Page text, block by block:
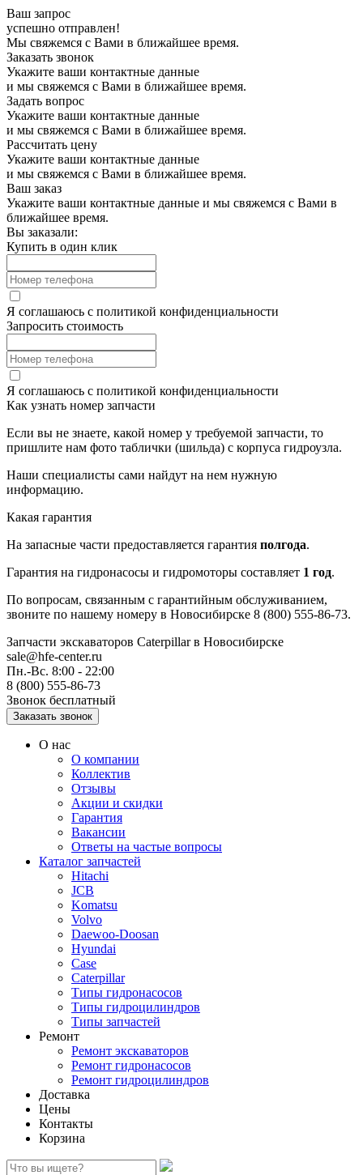
Ваш запрос
успешно отправлен!
Мы свяжемся с Вами в ближайшее время.
Заказать звонок
Укажите ваши контактные данные
и мы свяжемся с Вами в ближайшее время.
Задать вопрос
Укажите ваши контактные данные
и мы свяжемся с Вами в ближайшее время.
Рассчитать цену
Укажите ваши контактные данные
и мы свяжемся с Вами в ближайшее время.
Ваш заказ
Укажите ваши контактные данные и мы свяжемся с Вами в
ближайшее время.
Вы заказали:
Купить в один клик
Я соглашаюсь с политикой конфиденциальности
Запросить стоимость
Я соглашаюсь с политикой конфиденциальности
Как узнать номер запчасти
Если вы не знаете, какой номер у требуемой запчасти, то
пришлите нам фото таблички (шильда) с корпуса гидроузла.
Наши специалисты сами найдут на нем нужную
информацию.
Какая гарантия
На запасные части предоставляется гарантия полгода.
Гарантия на гидронасосы и гидромоторы составляет 1 год.
По вопросам, связанным с гарантийным обслуживанием,
звоните по нашему номеру в Новосибирске 8 (800) 555-86-73.
Запчасти экскаваторов Caterpillarв Новосибирске
sale@hfe-center.ru
Пн.-Вс. 8:00 - 22:00
8 (800) 555-86-73
Звонок бесплатный
О нас
О компании
Коллектив
Отзывы
Акции и скидки
Гарантия
Вакансии
Ответы на частые вопросы
Каталог запчастей
Hitachi
JCB
Komatsu
Volvo
Daewoo-Doosan
Hyundai
Case
Caterpillar
Типы гидронасосов
Типы гидроцилиндров
Типы запчастей
Ремонт
Ремонт экскаваторов
Ремонт гидронасосов
Ремонт гидроцилиндров
Доставка
Цены
Контакты
Корзина